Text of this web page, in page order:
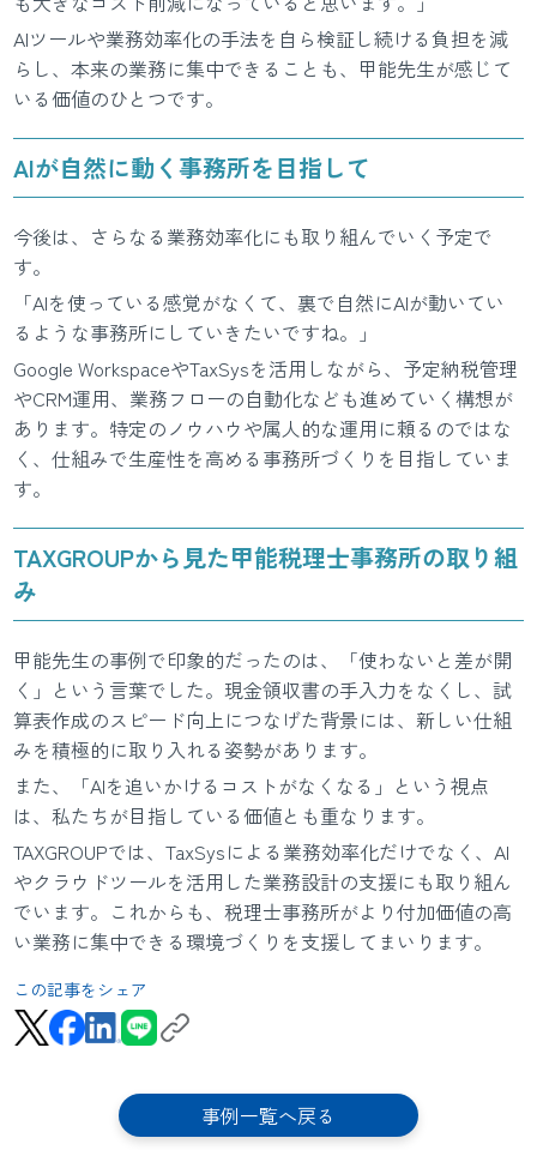
AIツールや業務効率化の手法を自ら検証し続ける負担を減
らし、本来の業務に集中できることも、甲能先生が感じて
いる価値のひとつです。
AIが自然に動く事務所を目指して
今後は、さらなる業務効率化にも取り組んでいく予定で
す。
「AIを使っている感覚がなくて、裏で自然にAIが動いてい
るような事務所にしていきたいですね。」
Google WorkspaceやTaxSysを活用しながら、予定納税管理
やCRM運用、業務フローの自動化なども進めていく構想が
あります。特定のノウハウや属人的な運用に頼るのではな
く、仕組みで生産性を高める事務所づくりを目指していま
す。
TAXGROUPから見た甲能税理士事務所の取り組
み
甲能先生の事例で印象的だったのは、「使わないと差が開
く」という言葉でした。現金領収書の手入力をなくし、試
算表作成のスピード向上につなげた背景には、新しい仕組
みを積極的に取り入れる姿勢があります。
また、「AIを追いかけるコストがなくなる」という視点
は、私たちが目指している価値とも重なります。
TAXGROUPでは、TaxSysによる業務効率化だけでなく、AI
やクラウドツールを活用した業務設計の支援にも取り組ん
でいます。これからも、税理士事務所がより付加価値の高
い業務に集中できる環境づくりを支援してまいります。
この記事をシェア
事例一覧へ戻る